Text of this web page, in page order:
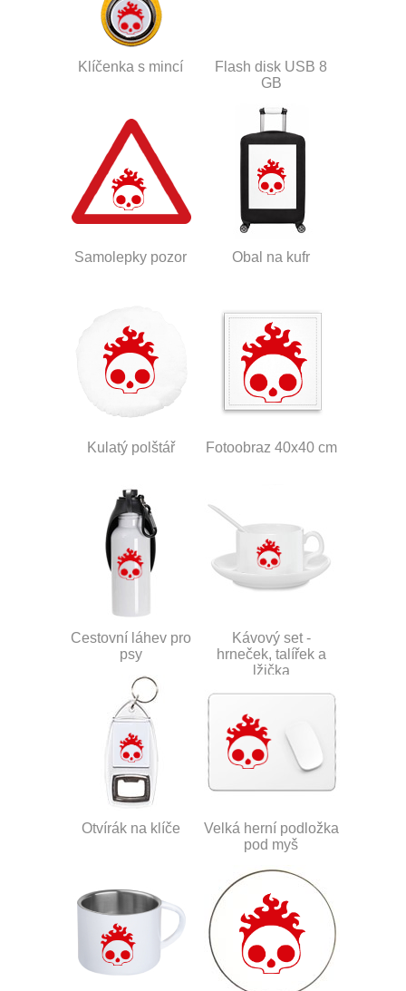
Klíčenka s mincí
Flash disk USB 8
GB
Samolepky pozor Obal na kufr
Kulatý polštář Fotoobraz 40x40 cm
Cestovní láhev pro
psy
Kávový set -
hrneček, talířek a
lžička
Otvírák na klíče
Velká herní podložka
pod myš